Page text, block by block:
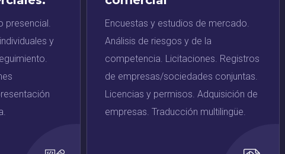
presencial.
y
Encuestas y estudios de mercado.
Análisis de riesgos y de la
competencia. Licitaciones. Registros
de empresas/sociedades conjuntas.
Licencias y permisos. Adquisición de
empresas. Traducción multilingüe.